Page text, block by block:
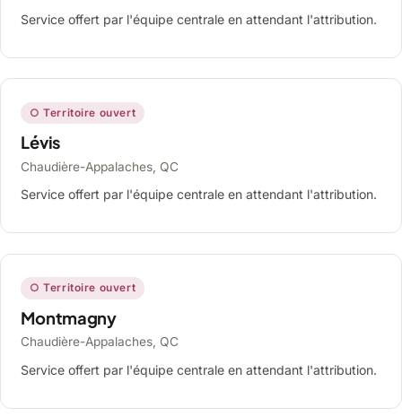
Service offert par l'équipe centrale en attendant l'attribution.
○ Territoire ouvert
Lévis
Chaudière-Appalaches, QC
Service offert par l'équipe centrale en attendant l'attribution.
○ Territoire ouvert
Montmagny
Chaudière-Appalaches, QC
Service offert par l'équipe centrale en attendant l'attribution.